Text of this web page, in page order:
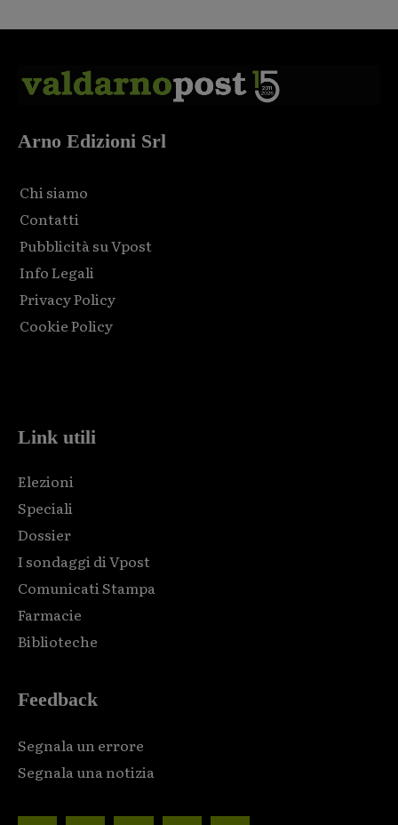
Arno Edizioni Srl
Chi siamo
Contatti
Pubblicità su Vpost
Info Legali
Privacy Policy
Cookie Policy
Link utili
Elezioni
Speciali
Dossier
I sondaggi di Vpost
Comunicati Stampa
Farmacie
Biblioteche
Feedback
Segnala un errore
Segnala una notizia